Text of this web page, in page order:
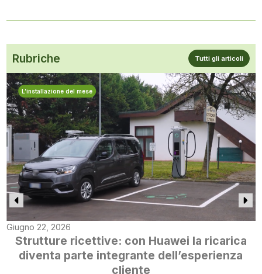
Rubriche Tutti gli articoli
L’installazione del mese
Giugno 22, 2026
Strutture ricettive: con Huawei la ricarica
diventa parte integrante dell’esperienza
cliente